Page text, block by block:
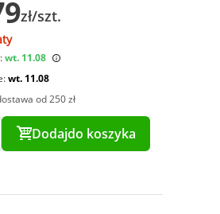
zł/szt.
wt. 11.08
wt. 11.08
od 250 zł
Dodajdo koszyka